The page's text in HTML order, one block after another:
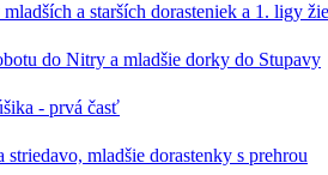
a starších dorasteniek a 1. ligy
do Nitry a mladšie dorky do Stupavy
- prvá časť
striedavo, mladšie dorastenky s prehrou